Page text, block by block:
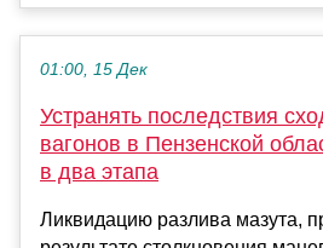
01:00, 15 Дек
Устранять последствия
вагонов в Пензенской
в два этапа
Ликвидацию разлива мазута,